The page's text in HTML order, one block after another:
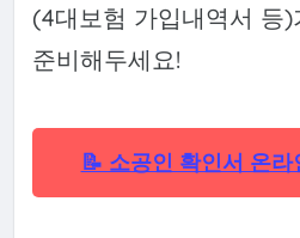
(4대보험 가입내역서 등)
준비해두세요!
📝 소공인 확인서 온